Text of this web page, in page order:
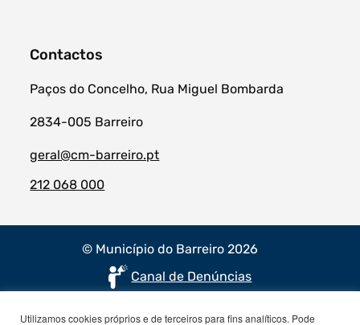
Contactos
Paços do Concelho, Rua Miguel Bombarda
2834-005 Barreiro
geral@cm-barreiro.pt
212 068 000
© Município do Barreiro 2026
Canal de Denúncias
Utilizamos cookies próprios e de terceiros para fins analíticos. Pode